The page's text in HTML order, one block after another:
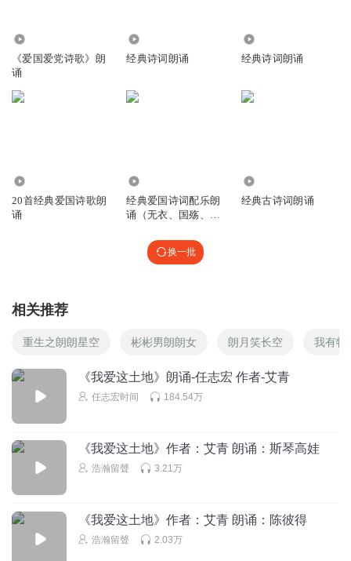
《爱国爱党诗歌》朗
诵
经典诗词朗诵 经典诗词朗诵
20首经典爱国诗歌朗
诵
经典爱国诗词配乐朗
诵（无衣、国殇、大
经典古诗词朗诵
换一批
相关推荐
重生之朗朗星空 彬彬男朗朗女 朗月笑长空 我有特
《我爱这土地》朗诵-任志宏 作者-艾青
任志宏时间 184.54万
《我爱这土地》作者：艾青 朗诵：斯琴高娃
浩瀚留聲 3.21万
《我爱这土地》作者：艾青 朗诵：陈彼得
浩瀚留聲 2.03万